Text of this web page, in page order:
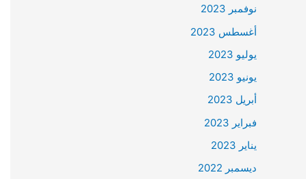
نوفمبر 2023
أغسطس 2023
يوليو 2023
يونيو 2023
أبريل 2023
فبراير 2023
يناير 2023
ديسمبر 2022